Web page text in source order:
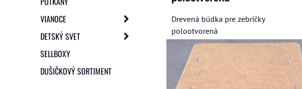
Drevená búdka pre zebričky
polootvorená
VIANOCE
DETSKÝ SVET
SELLBOXY
DUŠIČKOVÝ SORTIMENT